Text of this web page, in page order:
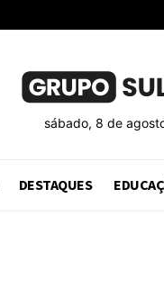
sábado, 8 de
DESTAQUES